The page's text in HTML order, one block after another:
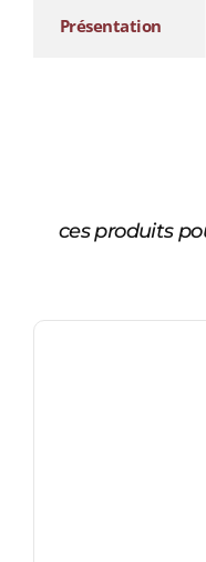
Présentation
ces produits